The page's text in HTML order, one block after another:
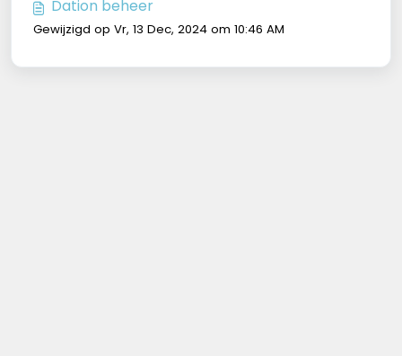
Dation beheer
Gewijzigd op Vr, 13 Dec, 2024 om 10:46 AM